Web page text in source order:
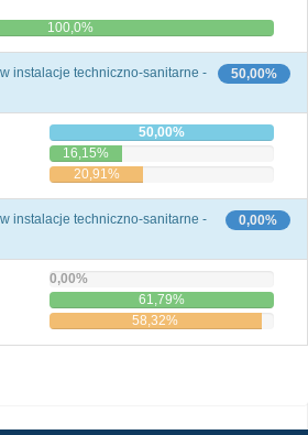
100,0%
50,00%
instalacje techniczno-sanitarne -
50,00%
16,15%
20,91%
0,00%
instalacje techniczno-sanitarne -
0,00%
61,79%
58,32%